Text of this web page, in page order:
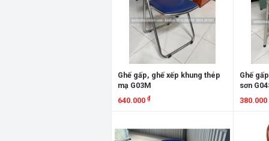
Ghế gấp, ghế xếp khung thép
mạ G03M
640.000 ₫
Ghế
sơn
380.000